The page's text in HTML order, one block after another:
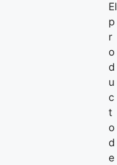
El
p
r
o
d
u
c
t
o
d
e